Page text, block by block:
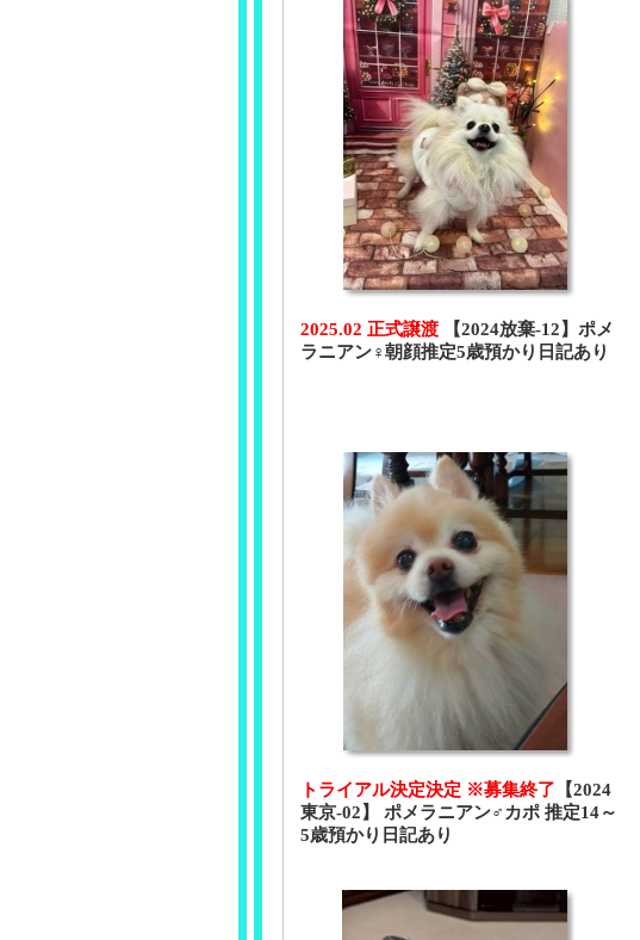
2025.02 正式譲渡
【2024放棄-12】ポメ
ラニアン♀朝顔推定5歳預かり日記あり
トライアル決定決定 ※募集終了 【2024
東京-02】 ポメラニアン♂カポ 推定14～
5歳預かり日記あり